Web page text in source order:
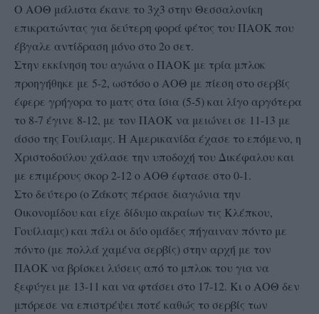
Ο ΑΟΘ μάλιστα έκανε το 3χ3 στην Θεσσαλονίκη
επικρατώντας για δεύτερη φορά φέτος του ΠΑΟΚ που
έβγαλε αντίδραση μόνο στο 2ο σετ.
Στην εκκίνηση του αγώνα ο ΠΑΟΚ με τρία μπλοκ
προηγήθηκε με 5-2, ωστόσο ο ΑΟΘ με πίεση στο σερβίς
έφερε γρήγορα το ματς στα ίσια (5-5) και λίγο αργότερα
το 8-7 έγινε 8-12, με τον ΠΑΟΚ να μειώνει σε 11-13 με
άσσο της Γουίλιαμς. Η Αμερικανίδα έχασε το επόμενο, η
Χριστοδούλου χάλασε την υποδοχή του Δικέφαλου και
με επιμέρους σκορ 2-12 ο ΑΟΘ έφτασε στο 0-1.
Στο δεύτερο (ο Ζάκοτς πέρασε διαγώνια την
Οικονομίδου και είχε δίδυμο ακραίων τις Κλέπκου,
Γουίλιαμς) και πάλι οι δύο ομάδες πήγαιναν πόντο με
πόντο (με πολλά χαμένα σερβίς) στην αρχή με τον
ΠΑΟΚ να βρίσκει λύσεις από το μπλοκ του για να
ξεφύγει με 13-11 και να φτάσει στο 17-12. Κι ο ΑΟΘ δεν
μπόρεσε να επιστρέψει ποτέ καθώς το σερβίς των